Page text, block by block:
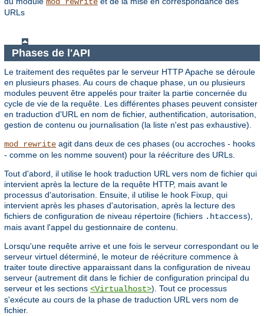
URLs
Phases de l'API
Le traitement des requêtes par le serveur HTTP Apache se déroule
en plusieurs phases. Au cours de chaque phase, un ou plusieurs
modules peuvent être appelés pour traiter la partie concernée du
cycle de vie de la requête. Les différentes phases peuvent consister
en traduction d'URL en nom de fichier, authentification, autorisation,
gestion de contenu ou journalisation (la liste n'est pas exhaustive).
mod_rewrite agit dans deux de ces phases (ou accroches - hooks
- comme on les nomme souvent) pour la réécriture des URLs.
Tout d'abord, il utilise le hook traduction URL vers nom de fichier qui
intervient après la lecture de la requête HTTP, mais avant le
processus d'autorisation. Ensuite, il utilise le hook Fixup, qui
intervient après les phases d'autorisation, après la lecture des
fichiers de configuration de niveau répertoire (fichiers .htaccess),
mais avant l'appel du gestionnaire de contenu.
Lorsqu'une requête arrive et une fois le serveur correspondant ou le
serveur virtuel déterminé, le moteur de réécriture commence à
traiter toute directive apparaissant dans la configuration de niveau
serveur (autrement dit dans le fichier de configuration principal du
serveur et les sections <Virtualhost>). Tout ce processus
s'exécute au cours de la phase de traduction URL vers nom de
fichier.